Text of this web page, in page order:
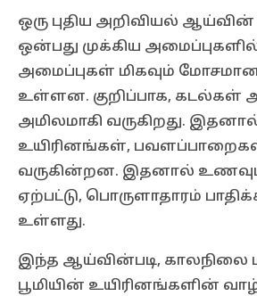
ஒரு புதிய அறிவியல் ஆய்வின்
ஒன்பது முக்கிய
அமைப்புகள் மிகவும்
உள்ளன. குறிப்பாக, கடல்கள்
அமிலமாகி வருகிறது.
உயிரினங்கள்,
வருகின்றன. இதனால்
ஏற்பட்டு, பொருளாதாரம்
உள்ளது.
இந்த ஆய்வின்படி, காலநிலை
பூமியின் உயிரினங்களின்